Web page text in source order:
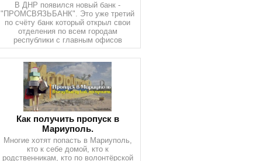
В ДНР появился новый банк -
"ПРОМСВЯЗЬБАНК". Это уже третий
по счёту банк который открыл свои
отделения по всем городам
республики с главным офисов
Как получить пропуск в
Мариуполь.
Многие хотят попасть в Мариуполь,
кто к себе домой, кто к
родственникам, кто по волонтёрской